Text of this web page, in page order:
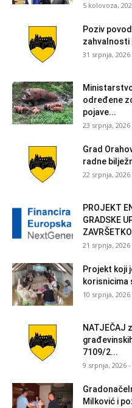
5 kolovoza,
Poziv
zahvalnosti
31 srpnja, 2026
određene
pojave...
23 srpnja, 2026
Grad
radne
22 srpnja, 2026
PROJEKT
GRADSKE
21 srpnja, 2026
Projekt koji
korisnicima
10 srpnja, 2026
NATJEČAJ
7109/2...
9 srpnja, 2026 -
Milković i